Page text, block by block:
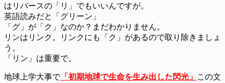
はリバースの「リ」でもいいんですが。
英語読みだと「グリーン」
「グ」が「ク」なのか？まだわかりません。
リンはリンク。リンクにも「ク」があるので取り除きましょ
う。
「リン」は重要で。
地球上学大事で「初期地球で生命を生み出した閃光」 この文